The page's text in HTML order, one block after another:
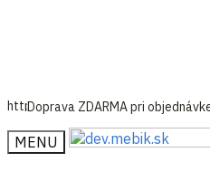
Doprava ZDARMA pri
MENU